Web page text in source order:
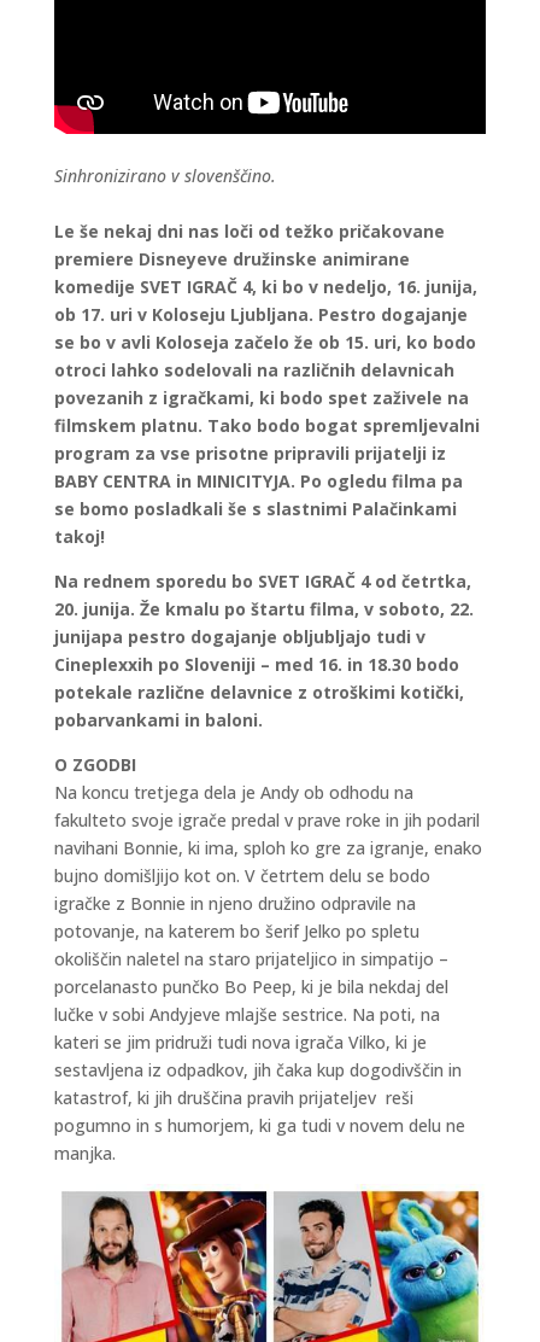
Sinhronizirano v slovenščino.
Le še nekaj dni nas loči od težko pričakovane
premiere Disneyeve družinske animirane
komedije SVET IGRAČ 4, ki bo v nedeljo, 16. junija,
ob 17. uri v Koloseju Ljubljana. Pestro dogajanje
se bo v avli Koloseja začelo že ob 15. uri, ko bodo
otroci lahko sodelovali na različnih delavnicah
povezanih z igračkami, ki bodo spet zaživele na
filmskem platnu. Tako bodo bogat spremljevalni
program za vse prisotne pripravili prijatelji iz
BABY CENTRA in MINICITYJA. Po ogledu filma pa
se bomo posladkali še s slastnimi Palačinkami
takoj!
Na rednem sporedu bo SVET IGRAČ 4 od četrtka,
20. junija. Že kmalu po štartu filma, v soboto, 22.
junijapa pestro dogajanje obljubljajo tudi v
Cineplexxih po Sloveniji – med 16. in 18.30 bodo
potekale različne delavnice z otroškimi kotički,
pobarvankami in baloni.
O ZGODBI
Na koncu tretjega dela je Andy ob odhodu na
fakulteto svoje igrače predal v prave roke in jih podaril
navihani Bonnie, ki ima, sploh ko gre za igranje, enako
bujno domišljijo kot on. V četrtem delu se bodo
igračke z Bonnie in njeno družino odpravile na
potovanje, na katerem bo šerif Jelko po spletu
okoliščin naletel na staro prijateljico in simpatijo –
porcelanasto punčko Bo Peep, ki je bila nekdaj del
lučke v sobi Andyjeve mlajše sestrice. Na poti, na
kateri se jim pridruži tudi nova igrača Vilko, ki je
sestavljena iz odpadkov, jih čaka kup dogodivščin in
katastrof, ki jih druščina pravih prijateljev reši
pogumno in s humorjem, ki ga tudi v novem delu ne
manjka.